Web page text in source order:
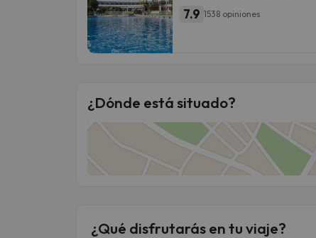
7.9 1538 opiniones
¿Dónde está situado?
¿Qué disfrutarás en tu viaje?